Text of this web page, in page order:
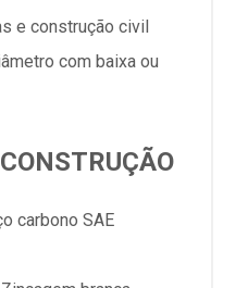
e construção civil
com baixa ou
carbono SAE